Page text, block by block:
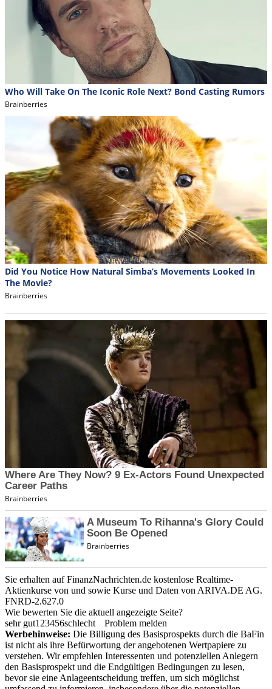
Sie erhalten auf FinanzNachrichten.de kostenlose Realtime-
Aktienkurse von und sowie Kurse und Daten von ARIVA.DE AG.
FNRD-2.627.0
Wie bewerten Sie die aktuell angezeigte Seite?
sehr gut1 23456schlecht
Problem melden
Werbehinweise: Die Billigung des Basisprospekts durch die BaFin
ist nicht als ihre Befürwortung der angebotenen Wertpapiere zu
verstehen. Wir empfehlen Interessenten und potenziellen Anlegern
den Basisprospekt und die Endgültigen Bedingungen zu lesen,
bevor sie eine Anlageentscheidung treffen, um sich möglichst